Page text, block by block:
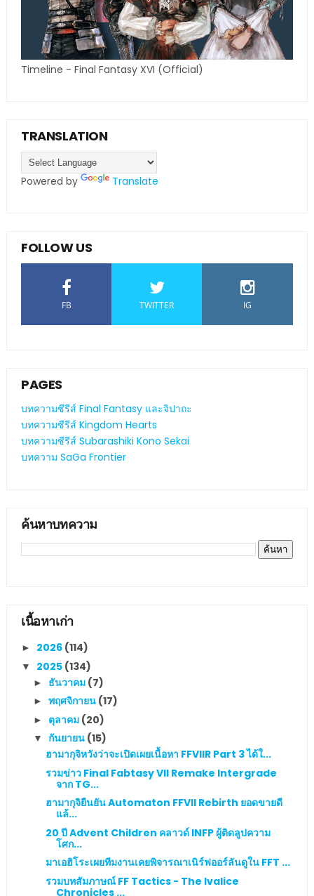
Timeline - Final Fantasy XVI (Official)
TRANSLATION
Powered by Translate
FOLLOW US
FB TWITTER IG
PAGES
บทความซีรีส์ Final Fantasy และจิปาถะ
บทความซีรีส์ Kingdom Hearts
บทความซีรีส์ Subarashiki Kono Sekai
บทความ SaGa Frontier
ค้นหาบทความ
เนื้อหาเก่า
► 2026 (114)
▼ 2025 (134)
► ธันวาคม (7)
► พฤศจิกายน (17)
► ตุลาคม (20)
▼ กันยายน (15)
ฮามากุจิหวังว่าจะเปิดเผยเนื้อหา FFVIIR Part 3 ได้ใ...
รวมข่าว Final Fabtasy VII Remake Intergrade
จาก TG...
ฮามากุจิยืนยัน Automaton FFVII Rebirth ยอดขายดี
แล้...
20 ปี Advent Children คลาวด์ INFP ผู้ติดลูปความ
โศก...
มาเอฮิโระเผยทีมงานเคยพิจารณาเนิร์ฟออร์ลันดูใน FFT ...
รวมบทสัมภาษณ์ FF Tactics - The Ivalice
Chronicles ...